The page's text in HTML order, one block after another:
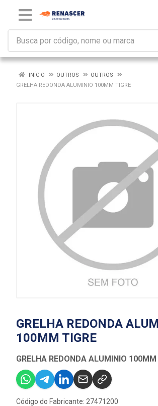
INÍCIO OUTROS
OUTROS
GRELHA REDONDA ALUMINIO 100MM TIGRE
GRELHA REDONDA
100MM TIGRE
GRELHA REDONDA ALUMINIO 100MM
Código do Fabricante: 27471200